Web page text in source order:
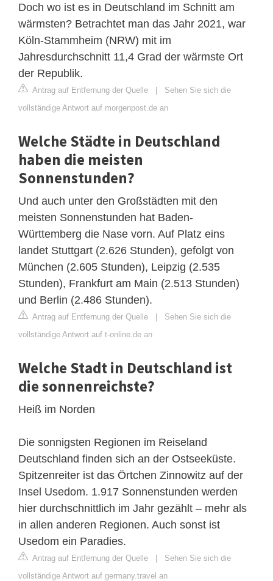
Doch wo ist es in Deutschland im Schnitt am
wärmsten? Betrachtet man das Jahr 2021, war
Köln-Stammheim (NRW) mit im
Jahresdurchschnitt 11,4 Grad der wärmste Ort
der Republik.
Antrag auf Entfernung der Quelle | Sehen Sie sich die
vollständige Antwort auf morgenpost.de an
Welche Städte in Deutschland
haben die meisten
Sonnenstunden?
Und auch unter den Großstädten mit den
meisten Sonnenstunden hat Baden-
Württemberg die Nase vorn. Auf Platz eins
landet Stuttgart (2.626 Stunden), gefolgt von
München (2.605 Stunden), Leipzig (2.535
Stunden), Frankfurt am Main (2.513 Stunden)
und Berlin (2.486 Stunden).
Antrag auf Entfernung der Quelle | Sehen Sie sich die
vollständige Antwort auf t-online.de an
Welche Stadt in Deutschland ist
die sonnenreichste?
Heiß im Norden
Die sonnigsten Regionen im Reiseland
Deutschland finden sich an der Ostseeküste.
Spitzenreiter ist das Örtchen Zinnowitz auf der
Insel Usedom. 1.917 Sonnenstunden werden
hier durchschnittlich im Jahr gezählt – mehr als
in allen anderen Regionen. Auch sonst ist
Usedom ein Paradies.
Antrag auf Entfernung der Quelle | Sehen Sie sich die
vollständige Antwort auf germany.travel an